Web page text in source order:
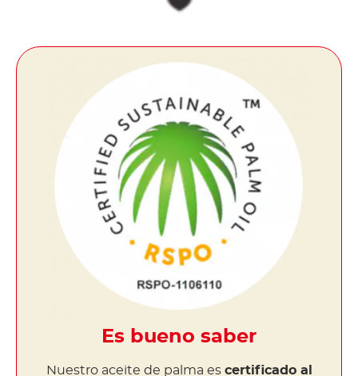
Es bueno saber
Nuestro aceite de palma es certificado al